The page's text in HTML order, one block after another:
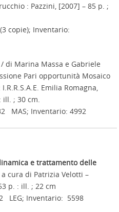
: Pazzini, [2007] – 85 p. ;
copie); Inventario:
/ di Marina Massa e Gabriele
Pari opportunità Mosaico
Emilia Romagna,
; 30 cm.
MAS; Inventario: 4992
e trattamento delle
cura di Patrizia Velotti –
p. : ill. ; 22 cm
LEG; Inventario: 5598